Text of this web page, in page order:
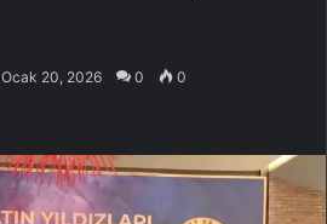
Ocak 20, 2026 0 0